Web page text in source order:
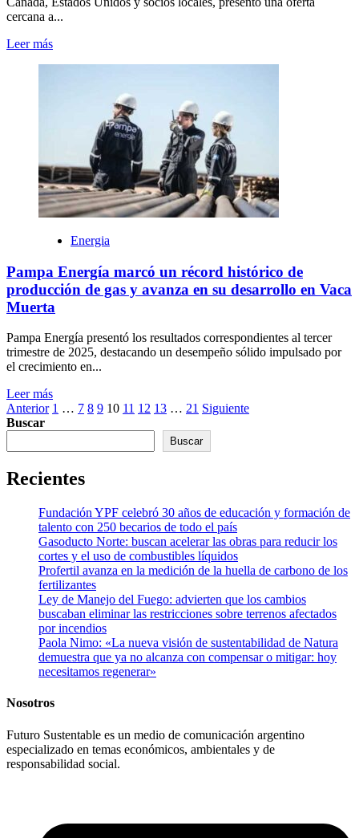
cercana a...
Leer más
Energia
Pampa Energía marcó un récord histórico de
producción de gas y avanza en su desarrollo en Vaca
Muerta
Pampa Energía presentó los resultados correspondientes al tercer
trimestre de 2025, destacando un desempeño sólido impulsado por
el crecimiento en...
Leer más
Paginación
de
entradas
Anterior 1 … 7 8 9 10 11 12 13 … 21 Siguiente
Buscar
Buscar
Recientes
Fundación YPF celebró 30 años de educación y formación de
talento con 250 becarios de todo el país
Gasoducto Norte: buscan acelerar las obras para reducir los
cortes y el uso de combustibles líquidos
Profertil avanza en la medición de la huella de carbono de los
fertilizantes
Ley de Manejo del Fuego: advierten que los cambios
buscaban eliminar las restricciones sobre terrenos afectados
por incendios
Paola Nimo: «La nueva visión de sustentabilidad de Natura
demuestra que ya no alcanza con compensar o mitigar: hoy
necesitamos regenerar»
Nosotros
Futuro Sustentable es un medio de comunicación argentino
especializado en temas económicos, ambientales y de
responsabilidad social.